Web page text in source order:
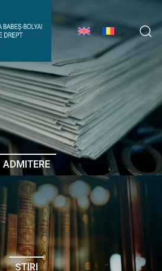
Studenți
& Internațional
Facultate
ADMITERE
ȘTIRI